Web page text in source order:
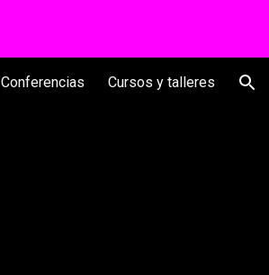
Conferencias Cursos y talleres